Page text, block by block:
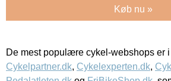
Køb nu »
De mest populære cykel-webshops er
Cykelpartner.dk, Cykelexperten.dk,